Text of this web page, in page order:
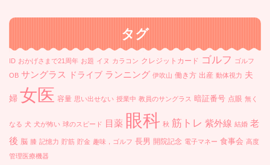
ブ
タグ
ID おかげさまで21周年 お題 イヌ カラコン クレジットカード ゴルフ ゴルフ
OB サングラス ドライブ ランニング 伊吹山 働き方 出産 動体視力 夫
婦 女医 容量 思い出せない 授業中 教員のサングラス 暗証番号 点眼 無く
なる 犬 犬が怖い 球のスピード 目薬 眼科 秋 筋トレ 紫外線 結婚 老
後 脳 膝 記憶力 貯筋 貯金 趣味，ゴルフ 長男 開院記念 電子マネー 食事会 高度
管理医療機器